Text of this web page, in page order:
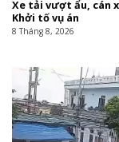
Xe tải vượt ẩu, cán
Khởi tố vụ án
8 Tháng 8, 2026